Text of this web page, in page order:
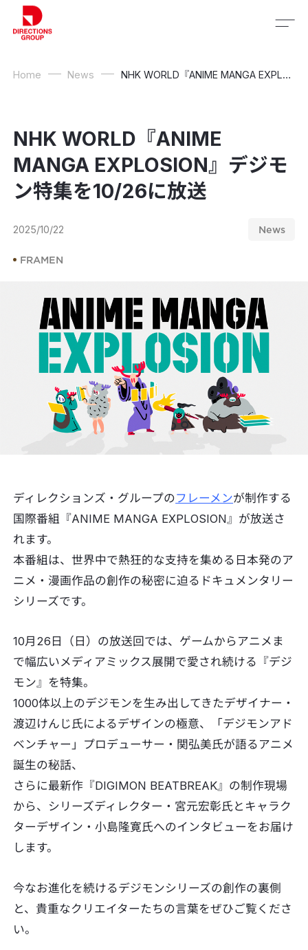
Home News NHK WORLD『ANIME MANGA EXPLOSION』デジモン特集を10/26に放送
NHK WORLD『ANIME
MANGA EXPLOSION』デジモ
ン特集を10/26に放送
2025/10/22 News
FRAMEN
ディレクションズ・グループのフレーメンが制作する
国際番組『ANIME MANGA EXPLOSION』が放送さ
れます。
本番組は、世界中で熱狂的な支持を集める日本発のア
ニメ・漫画作品の創作の秘密に迫るドキュメンタリー
シリーズです。
10月26日（日）の放送回では、ゲームからアニメま
で幅広いメディアミックス展開で愛され続ける『デジ
モン』を特集。
1000体以上のデジモンを生み出してきたデザイナー・
渡辺けんじ氏によるデザインの極意、「デジモンアド
ベンチャー」プロデューサー・関弘美氏が語るアニメ
誕生の秘話、
さらに最新作『DIGIMON BEATBREAK』の制作現場
から、シリーズディレクター・宮元宏彰氏とキャラク
ターデザイン・小島隆寛氏へのインタビューをお届け
します。
今なお進化を続けるデジモンシリーズの創作の裏側
と、貴重なクリエイターたちの言葉をぜひご覧くださ
い。